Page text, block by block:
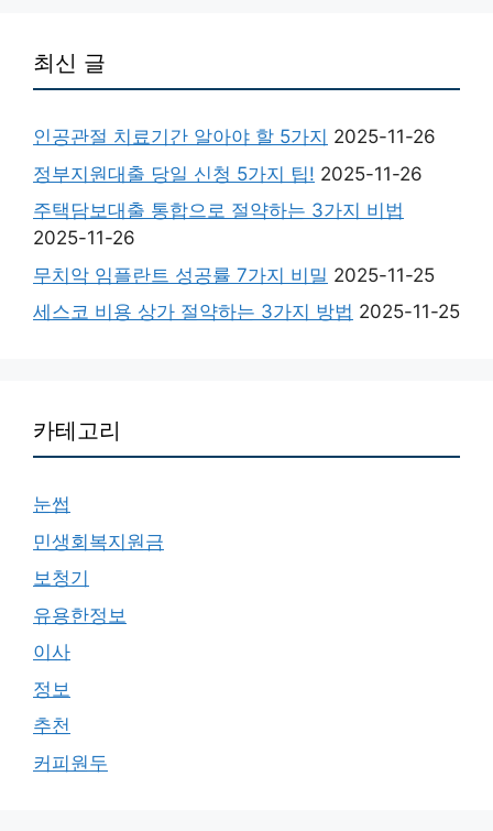
최신 글
인공관절 치료기간 알아야 할 5가지 2025-11-26
정부지원대출 당일 신청 5가지 팁! 2025-11-26
주택담보대출 통합으로 절약하는 3가지 비법
2025-11-26
무치악 임플란트 성공률 7가지 비밀 2025-11-25
세스코 비용 상가 절약하는 3가지 방법 2025-11-25
카테고리
눈썹
민생회복지원금
보청기
유용한정보
이사
정보
추천
커피원두